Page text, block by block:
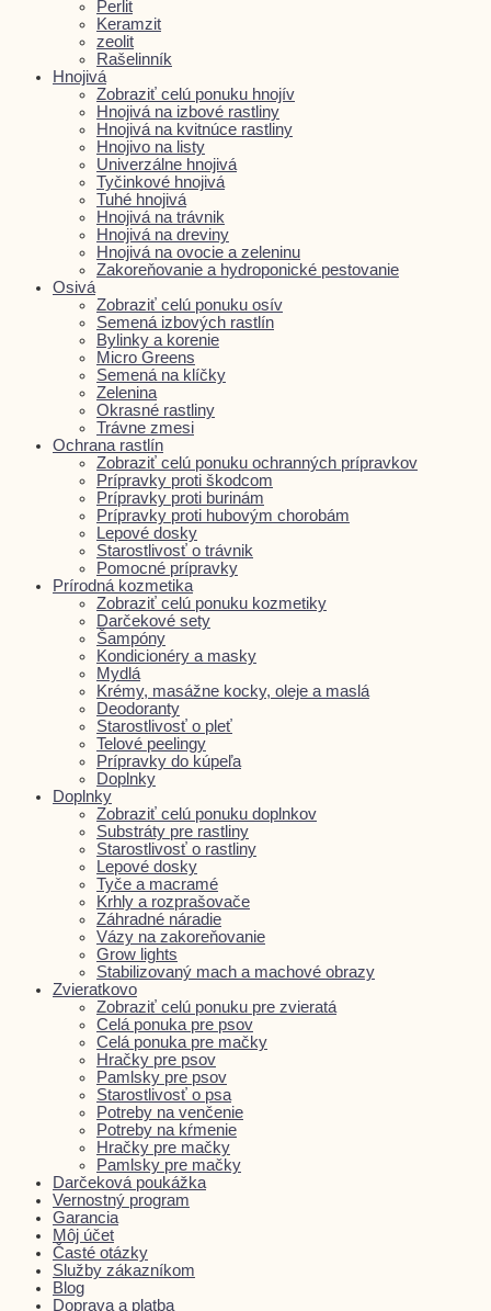
Perlit
Keramzit
zeolit
Rašelinník
Hnojivá
Zobraziť celú ponuku hnojív
Hnojivá na izbové rastliny
Hnojivá na kvitnúce rastliny
Hnojivo na listy
Univerzálne hnojivá
Tyčinkové hnojivá
Tuhé hnojivá
Hnojivá na trávnik
Hnojivá na dreviny
Hnojivá na ovocie a zeleninu
Zakoreňovanie a hydroponické pestovanie
Osivá
Zobraziť celú ponuku osív
Semená izbových rastlín
Bylinky a korenie
Micro Greens
Semená na klíčky
Zelenina
Okrasné rastliny
Trávne zmesi
Ochrana rastlín
Zobraziť celú ponuku ochranných prípravkov
Prípravky proti škodcom
Prípravky proti burinám
Prípravky proti hubovým chorobám
Lepové dosky
Starostlivosť o trávnik
Pomocné prípravky
Prírodná kozmetika
Zobraziť celú ponuku kozmetiky
Darčekové sety
Šampóny
Kondicionéry a masky
Mydlá
Krémy, masážne kocky, oleje a maslá
Deodoranty
Starostlivosť o pleť
Telové peelingy
Prípravky do kúpeľa
Doplnky
Doplnky
Zobraziť celú ponuku doplnkov
Substráty pre rastliny
Starostlivosť o rastliny
Lepové dosky
Tyče a macramé
Krhly a rozprašovače
Záhradné náradie
Vázy na zakoreňovanie
Grow lights
Stabilizovaný mach a machové obrazy
Zvieratkovo
Zobraziť celú ponuku pre zvieratá
Celá ponuka pre psov
Celá ponuka pre mačky
Hračky pre psov
Pamlsky pre psov
Starostlivosť o psa
Potreby na venčenie
Potreby na kŕmenie
Hračky pre mačky
Pamlsky pre mačky
Darčeková poukážka
Vernostný program
Garancia
Môj účet
Časté otázky
Služby zákazníkom
Blog
Doprava a platba